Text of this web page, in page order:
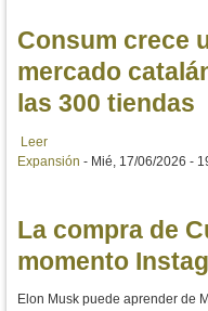
Consum crece
mercado
las 300 tiendas
Leer
Expansión - Mié, 17/06/2026 -
La compra de
momento
Elon Musk puede aprender de